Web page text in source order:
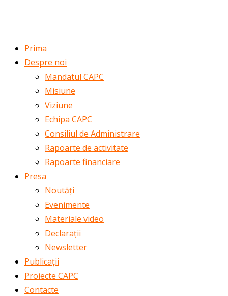
Prima
Despre noi
Mandatul CAPC
Misiune
Viziune
Echipa CAPC
Consiliul de Administrare
Rapoarte de activitate
Rapoarte financiare
Presa
Noutăți
Evenimente
Materiale video
Declarații
Newsletter
Publicații
Proiecte CAPC
Contacte